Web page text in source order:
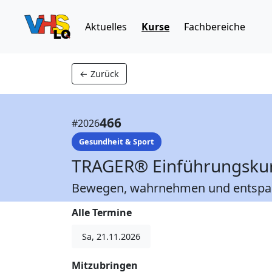
Aktuelles Kurse Fachbereiche
← Zurück
#2026466
Gesundheit & Sport
TRAGER®
Bewegen, wahrnehmen und
Alle Termine
Sa, 21.11.2026
Mitzubringen